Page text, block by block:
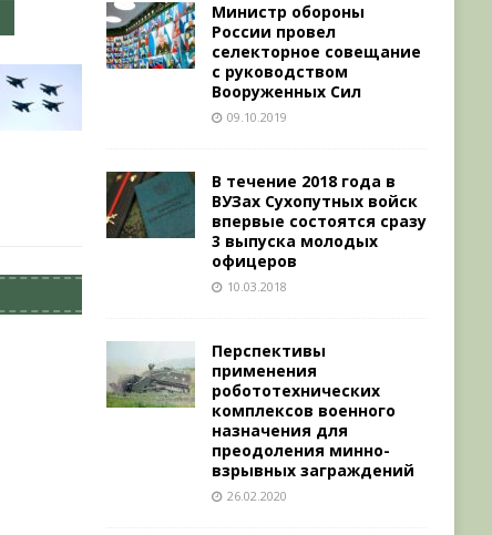
Министр обороны
России провел
селекторное совещание
с руководством
Вооруженных Сил
09.10.2019
В течение 2018 года в
ВУЗах Сухопутных войск
впервые состоятся сразу
3 выпуска молодых
офицеров
10.03.2018
Перспективы
применения
робототехнических
комплексов военного
назначения для
преодоления минно-
взрывных заграждений
26.02.2020